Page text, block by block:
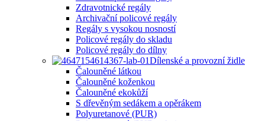
Zdravotnické regály
Archivační policové regály
Regály s vysokou nosností
Policové regály do skladu
Policové regály do dílny
Dílenské a provozní židle
Čalouněné látkou
Čalouněné koženkou
Čalouněné ekokůží
S dřevěným sedákem a opěrákem
Polyuretanové (PUR)